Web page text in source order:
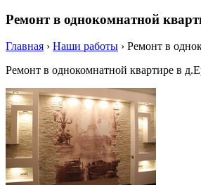
Ремонт в однокомнатной
Главная › Наши работы › Ремонт в
Ремонт в однокомнатной квартире в